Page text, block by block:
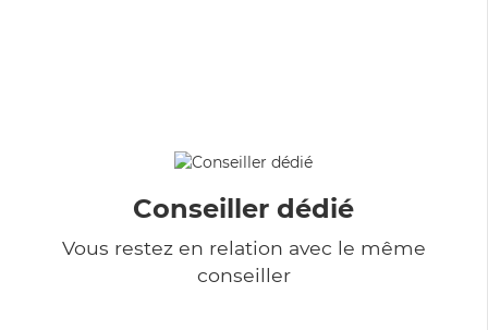
Conseiller dédié
Vous restez en relation avec le même
conseiller